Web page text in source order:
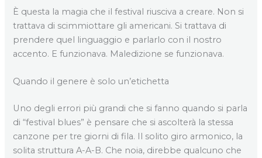
È questa la magia che il festival riusciva a creare. Non si
trattava di scimmiottare gli americani. Si trattava di
prendere quel linguaggio e parlarlo con il nostro
accento. E funzionava. Maledizione se funzionava.
Quando il genere è solo un’etichetta
Uno degli errori più grandi che si fanno quando si parla
di “festival blues” è pensare che si ascolterà la stessa
canzone per tre giorni di fila. Il solito giro armonico, la
solita struttura A-A-B. Che noia, direbbe qualcuno che